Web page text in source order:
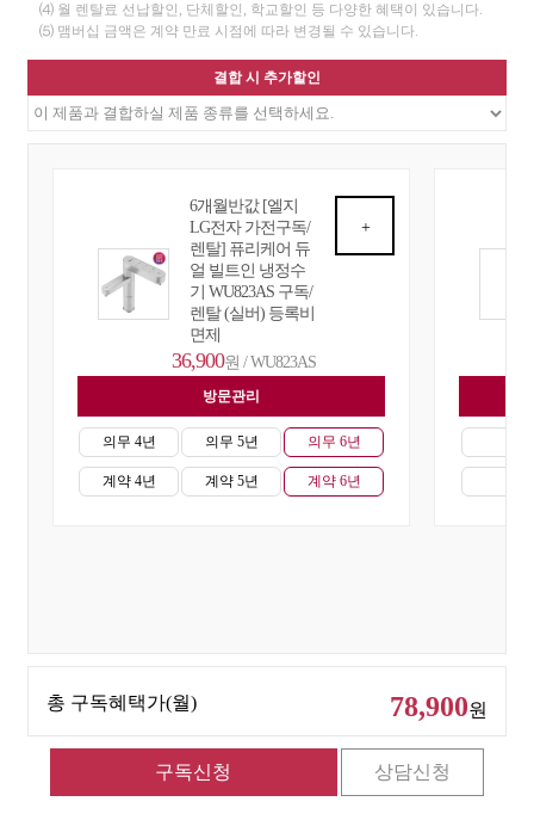
⑷ 월 렌탈료 선납할인, 단체할인, 학교할인 등 다양한 혜택이 있습니다.
⑸ 맴버십 금액은 계약 만료 시점에 따라 변경될 수 있습니다.
결합 시 추가할인
6개월반값 [엘지
LG전자 가전구독/
렌탈] 퓨리케어 듀
얼 빌트인 냉정수
기 WU823AS 구독/
렌탈 (실버) 등록비
면제
+
36,900원 / WU823AS
방문관리
의무 4년
계약 4년
의무 5년
계약 5년
의무 6년
계약 6년
총 구독혜택가(월) 78,900원